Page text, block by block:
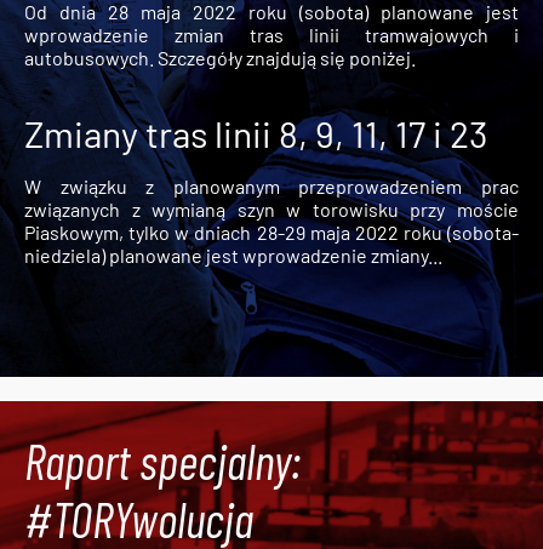
Od dnia 28 maja 2022 roku (sobota) planowane jest
wprowadzenie zmian tras linii tramwajowych i
autobusowych. Szczegóły znajdują się poniżej.
Zmiany tras linii 8, 9, 11, 17 i 23
W związku z planowanym przeprowadzeniem prac
związanych z wymianą szyn w torowisku przy moście
Piaskowym, tylko w dniach 28-29 maja 2022 roku (sobota-
niedziela) planowane jest wprowadzenie zmiany...
Raport specjalny:
#TORYwolucja